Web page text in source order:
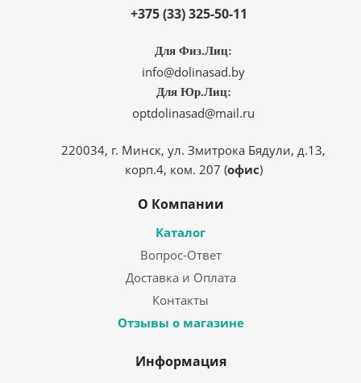
+375 (33) 325-50-11
Для Физ.Лиц:
info@dolinasad.by
Для Юр.Лиц:
optdolinasad@mail.ru
220034, г. Минск, ул. Змитрока Бядули, д.13,
корп.4, ком. 207 (офис)
О Компании
Каталог
Вопрос-Ответ
Доставка и Оплата
Контакты
Отзывы о магазине
Информация